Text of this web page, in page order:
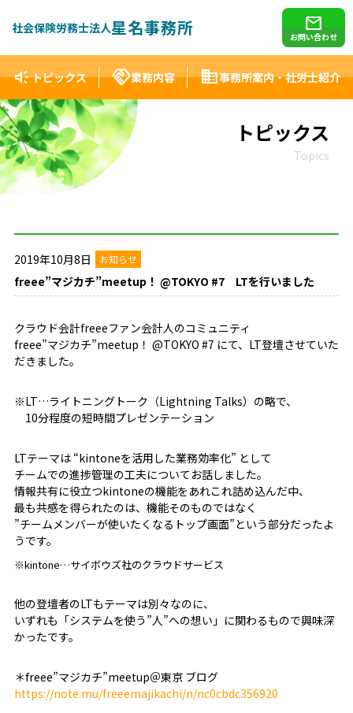
社会保険労務士法人星名事務所
brand_awarenessトピックス handshake業務内容 domain事務所案内・社労士紹介
mail
お問い合わせ
トピックス
Topics
2019年10月8日 お知らせ
freee”マジカチ”meetup！ @TOKYO #7 LTを行いました
クラウド会計freeeファン会計人のコミュニティ
freee”マジカチ”meetup！ @TOKYO #7 にて、LT登壇させていた
だきました。
※LT…ライトニングトーク（Lightning Talks）の略で、
10分程度の短時間プレゼンテーション
LTテーマは “kintoneを活用した業務効率化” として
チームでの進捗管理の工夫についてお話しました。
情報共有に役立つkintoneの機能をあれこれ詰め込んだ中、
最も共感を得られたのは、機能そのものではなく
”チームメンバーが使いたくなるトップ画面”という部分だったよ
うです。
※kintone…サイボウズ社のクラウドサービス
他の登壇者のLTもテーマは別々なのに、
いずれも「システムを使う”人”への想い」に関わるもので興味深
かったです。
＊freee”マジカチ”meetup＠東京 ブログ
https://note.mu/freeemajikachi/n/nc0cbdc356920